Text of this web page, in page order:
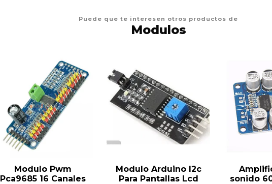
Puede que te interesen otros productos de
Modulos
Modulo Pwm
Pca9685 16 Canales
Modulo Arduino I2c
Para Pantallas Lcd
sonido